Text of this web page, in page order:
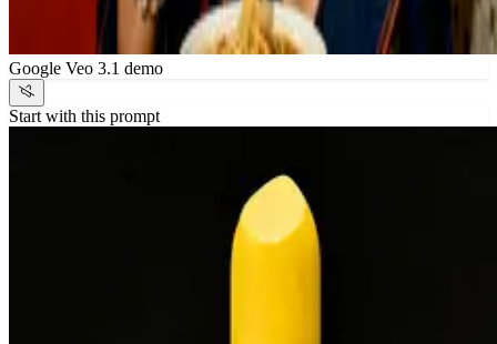
Google Veo 3.1 demo
Start with this prompt